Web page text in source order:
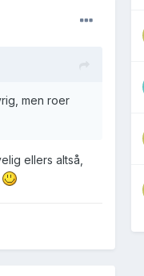
men roer
ellers altså,